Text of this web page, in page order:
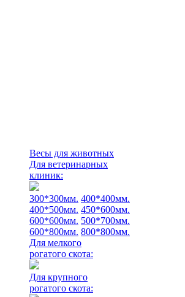
Весы для животных
Для ветеринарных
клиник:
300*300мм. 400*400мм.
400*500мм. 450*600мм.
600*600мм. 500*700мм.
600*800мм. 800*800мм.
Для мелкого
рогатого скота:
Для крупного
рогатого скота: